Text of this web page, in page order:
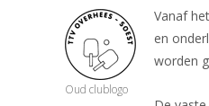
Oud clublogo
Vanaf
en
worden